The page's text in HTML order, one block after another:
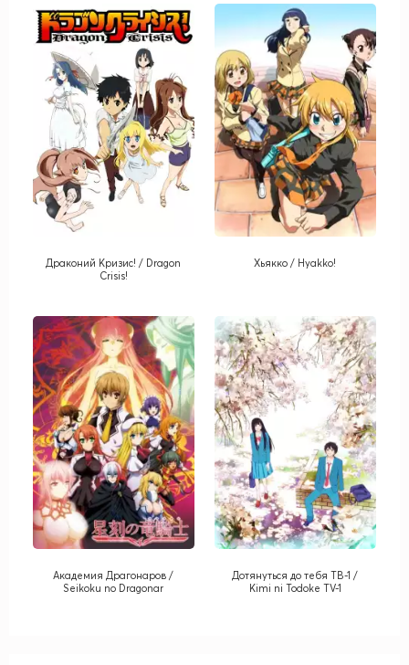
Драконий Кризис! / Dragon
Crisis!
Хьякко / Hyakko!
Академия Драгонаров /
Seikoku no Dragonar
Дотянуться до тебя ТВ-1 /
Kimi ni Todoke TV-1